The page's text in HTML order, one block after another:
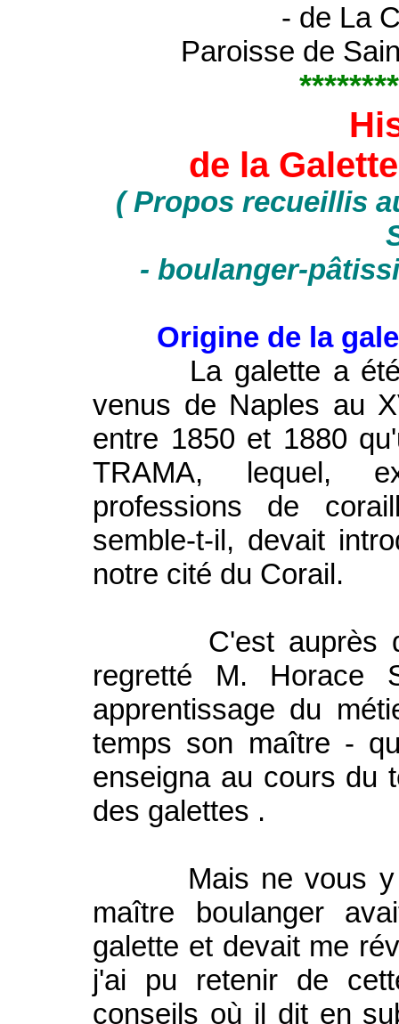
- de La
Paroisse de
de la
( Propos recueillis
- boulanger-
Origine de la
La galette a été
venus de Naples au
entre 1850 et 1880
TRAMA, lequel,
professions de
semble-t-il, devait
notre cité du Corail.
C'est auprès de
regretté M. Horace
apprentissage du
temps son maître -
enseigna au cours du
des galettes .
Mais ne vous y
maître boulanger
galette et devait me
j'ai pu retenir de
conseils où il dit en